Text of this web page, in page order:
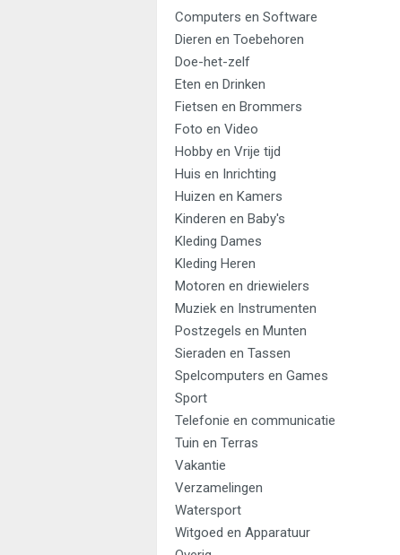
Computers en Software
Dieren en Toebehoren
Doe-het-zelf
Eten en Drinken
Fietsen en Brommers
Foto en Video
Hobby en Vrije tijd
Huis en Inrichting
Huizen en Kamers
Kinderen en Baby's
Kleding Dames
Kleding Heren
Motoren en driewielers
Muziek en Instrumenten
Postzegels en Munten
Sieraden en Tassen
Spelcomputers en Games
Sport
Telefonie en communicatie
Tuin en Terras
Vakantie
Verzamelingen
Watersport
Witgoed en Apparatuur